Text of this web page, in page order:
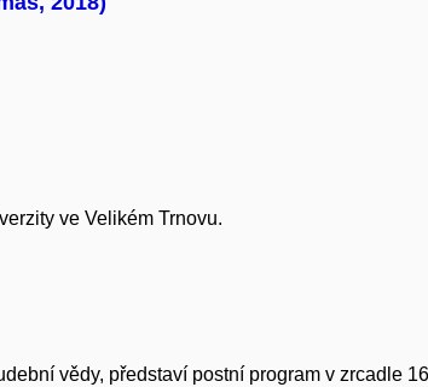
ve Velikém Trnovu.
vědy, představí postní program v zrcadle